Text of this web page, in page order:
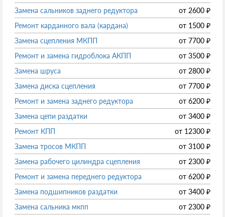
Замена сальников заднего редуктора
от 2600 ₽
Ремонт карданного вала (кардана)
от 1500 ₽
Замена сцепления МКПП
от 7700 ₽
Ремонт и замена гидроблока АКПП
от 3500 ₽
Замена шруса
от 2800 ₽
Замена диска сцепления
от 7700 ₽
Ремонт и замена заднего редуктора
от 6200 ₽
Замена цепи раздатки
от 3400 ₽
Ремонт КПП
от 12300 ₽
Замена тросов МКПП
от 3100 ₽
Замена рабочего цилиндра сцепления
от 2300 ₽
Ремонт и замена переднего редуктора
от 6200 ₽
Замена подшипников раздатки
от 3400 ₽
Замена сальника мкпп
от 2300 ₽